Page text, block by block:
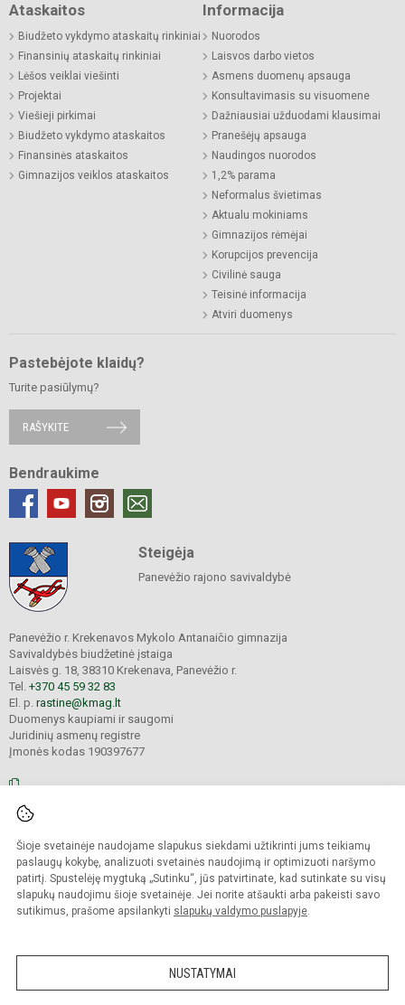
Šioje svetainėje naudojame slapukus siekdami užtikrinti jums teikiamų
paslaugų kokybę, analizuoti svetainės naudojimą ir optimizuoti naršymo
patirtį. Spustelėję mygtuką „Sutinku“, jūs patvirtinate, kad sutinkate su visų
slapukų naudojimu šioje svetainėje. Jei norite atšaukti arba pakeisti savo
sutikimus, prašome apsilankyti slapukų valdymo puslapyje.
NUSTATYMAI
Ataskaitos
Biudžeto vykdymo ataskaitų rinkiniai
Finansinių ataskaitų rinkiniai
Lėšos veiklai viešinti
Projektai
Viešieji pirkimai
Biudžeto vykdymo ataskaitos
Finansinės ataskaitos
Gimnazijos veiklos ataskaitos
Informacija
Nuorodos
Laisvos darbo vietos
Asmens duomenų apsauga
Konsultavimasis su visuomene
Dažniausiai užduodami klausimai
Pranešėjų apsauga
Naudingos nuorodos
1,2% parama
Neformalus švietimas
Aktualu mokiniams
Gimnazijos rėmėjai
Korupcijos prevencija
Civilinė sauga
Teisinė informacija
Atviri duomenys
Pastebėjote klaidų?
Turite pasiūlymų?
RAŠYKITE
Bendraukime
Steigėja
Panevėžio rajono savivaldybė
Panevėžio r. Krekenavos Mykolo Antanaičio gimnazija
Savivaldybės biudžetinė įstaiga
Laisvės g. 18, 38310 Krekenava, Panevėžio r.
Tel. +370 45 59 32 83
El. p. rastine@kmag.lt
Duomenys kaupiami ir saugomi
Juridinių asmenų registre
Įmonės kodas 190397677
saugomos.
Kopijuoti turinį be raštiško gimnazijos sutikimo griežtai draudžiama.
Prieinamumo paraiška Slapukų valdymas
Sumanus būdas atnaujinti